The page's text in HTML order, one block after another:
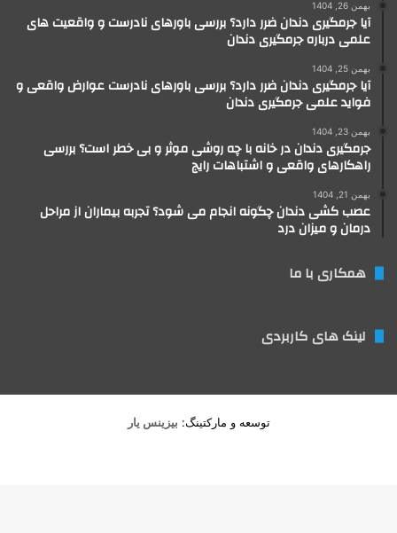
بهمن 26, 1404
آیا جرمگیری دندان ضرر دارد؟ بررسی باورهای نادرست و واقعیت های
علمی درباره جرمگیری دندان
بهمن 25, 1404
آیا جرمگیری دندان ضرر دارد؟ بررسی باورهای نادرست عوارض واقعی و
فواید علمی جرمگیری دندان
بهمن 23, 1404
جرمگیری دندان در خانه با چه روشی موثر و بی خطر است؟ بررسی
راهکارهای واقعی و اشتباهات رایج
بهمن 21, 1404
عصب کشی دندان چگونه انجام می شود؟ تجربه بیماران از مراحل
درمان و میزان درد
همکاری با ما
لینک های کاربردی
توسعه و مارکتینگ: بیزینس یار